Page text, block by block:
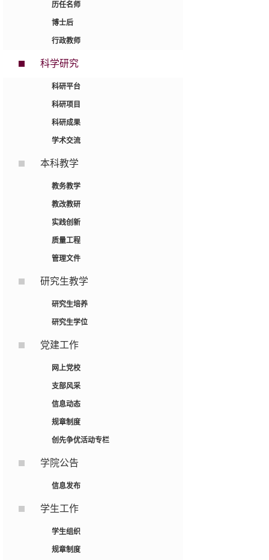
历任名师
博士后
行政教师
科学研究
科研平台
科研项目
科研成果
学术交流
本科教学
教务教学
教改教研
实践创新
质量工程
管理文件
研究生教学
研究生培养
研究生学位
党建工作
网上党校
支部风采
信息动态
规章制度
创先争优活动专栏
学院公告
信息发布
学生工作
学生组织
规章制度